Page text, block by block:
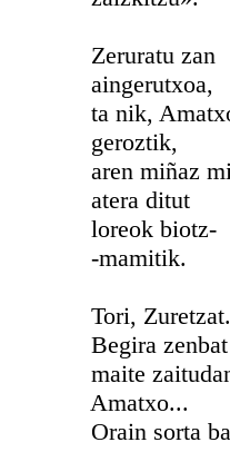
Zeruratu zan
aingerutxoa,
ta nik,
geroztik,
aren miñaz
atera ditut
loreok biotz-
-mamitik.
Tori,
Begira zenbat
maite
Amatxo...
Orain sorta